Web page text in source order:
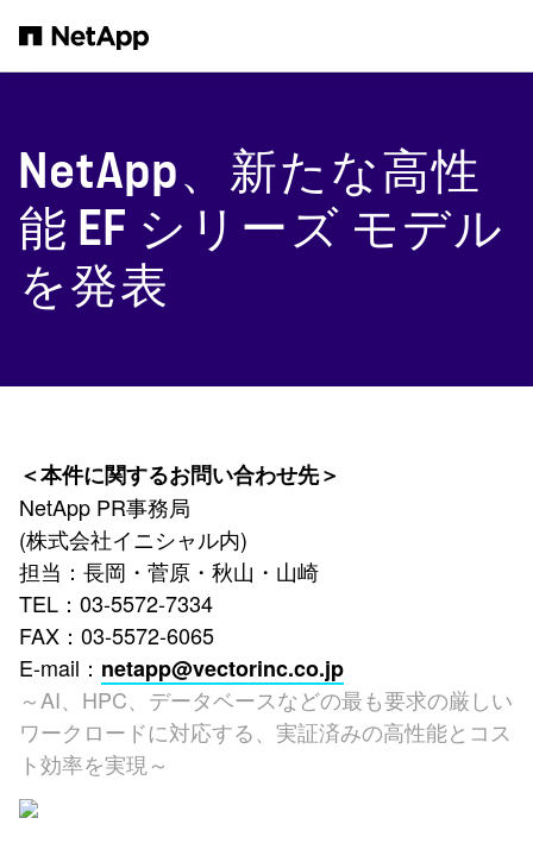
NetApp、新たな高性
能 EF シリーズ モデル
を発表
＜本件に関するお問い合わせ先＞
NetApp PR事務局
(株式会社イニシャル内)
担当：長岡・菅原・秋山・山崎
TEL：03-5572-7334
FAX：03-5572-6065
E-mail： netapp@vectorinc.co.jp
～AI、HPC、データベースなどの最も要求の厳しい
ワークロードに対応する、実証済みの高性能とコス
ト効率を実現～